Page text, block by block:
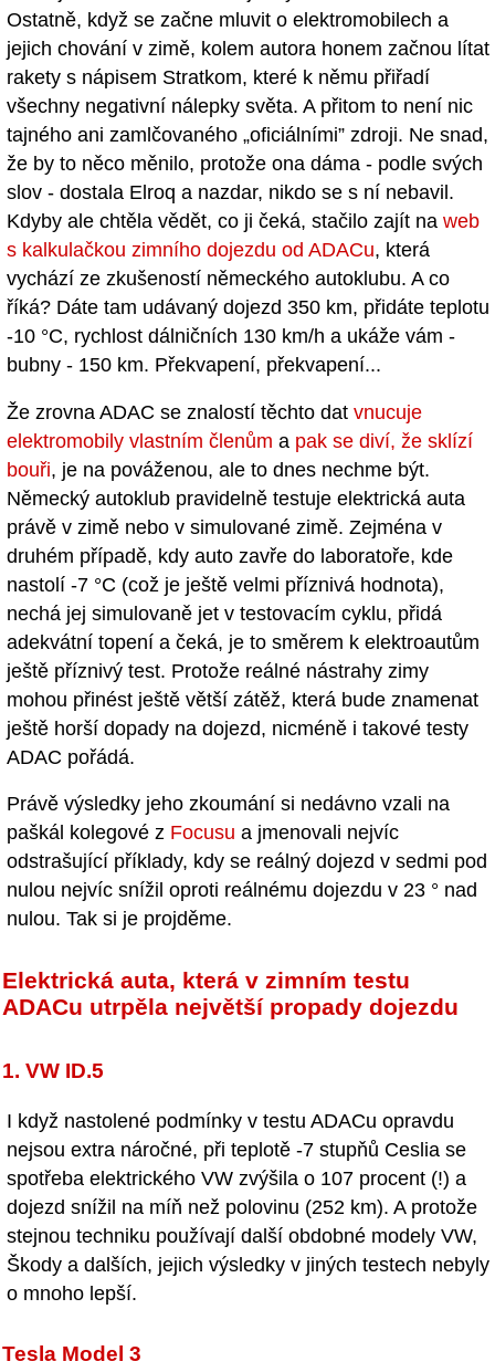
Ostatně, když se začne mluvit o elektromobilech a
jejich chování v zimě, kolem autora honem začnou lítat
rakety s nápisem Stratkom, které k němu přiřadí
všechny negativní nálepky světa. A přitom to není nic
tajného ani zamlčovaného „oficiálními” zdroji. Ne snad,
že by to něco měnilo, protože ona dáma - podle svých
slov - dostala Elroq a nazdar, nikdo se s ní nebavil.
Kdyby ale chtěla vědět, co ji čeká, stačilo zajít na web
s kalkulačkou zimního dojezdu od ADACu, která
vychází ze zkušeností německého autoklubu. A co
říká? Dáte tam udávaný dojezd 350 km, přidáte teplotu
-10 °C, rychlost dálničních 130 km/h a ukáže vám -
bubny - 150 km. Překvapení, překvapení...
Že zrovna ADAC se znalostí těchto dat vnucuje
elektromobily vlastním členům a pak se diví, že sklízí
bouři, je na pováženou, ale to dnes nechme být.
Německý autoklub pravidelně testuje elektrická auta
právě v zimě nebo v simulované zimě. Zejména v
druhém případě, kdy auto zavře do laboratoře, kde
nastolí -7 °C (což je ještě velmi příznivá hodnota),
nechá jej simulovaně jet v testovacím cyklu, přidá
adekvátní topení a čeká, je to směrem k elektroautům
ještě příznivý test. Protože reálné nástrahy zimy
mohou přinést ještě větší zátěž, která bude znamenat
ještě horší dopady na dojezd, nicméně i takové testy
ADAC pořádá.
Právě výsledky jeho zkoumání si nedávno vzali na
paškál kolegové z Focusu a jmenovali nejvíc
odstrašující příklady, kdy se reálný dojezd v sedmi pod
nulou nejvíc snížil oproti reálnému dojezdu v 23 ° nad
nulou. Tak si je projděme.
Elektrická auta, která v zimním testu
ADACu utrpěla největší propady dojezdu
1. VW ID.5
I když nastolené podmínky v testu ADACu opravdu
nejsou extra náročné, při teplotě -7 stupňů Ceslia se
spotřeba elektrického VW zvýšila o 107 procent (!) a
dojezd snížil na míň než polovinu (252 km). A protože
stejnou techniku používají další obdobné modely VW,
Škody a dalších, jejich výsledky v jiných testech nebyly
o mnoho lepší.
Tesla Model 3